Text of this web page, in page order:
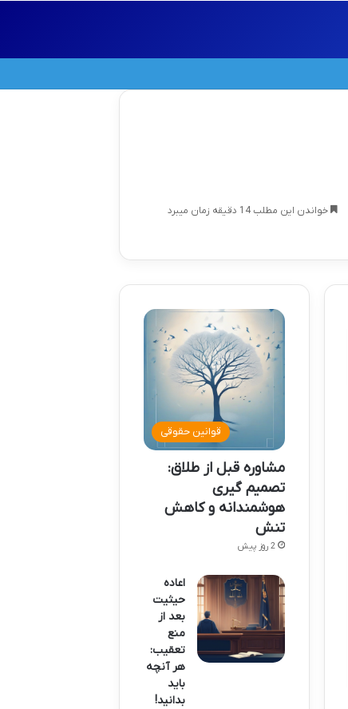
خواندن این مطلب 14 دقیقه زمان میبرد
قوانین حقوقی
مشاوره قبل از طلاق:
تصمیم گیری
هوشمندانه و کاهش
تنش
2 روز پیش
اعاده
حیثیت
بعد از
منع
تعقیب:
هر آنچه
باید
بدانید!